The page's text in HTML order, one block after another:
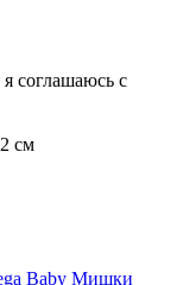
соглашаюсь с
см
Baby Мишки